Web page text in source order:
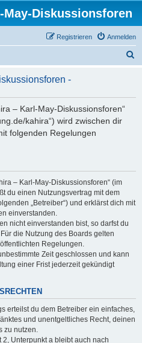
May-Diskussionsforen
Anmelden
Registrieren
h
-
– Karl-May-Diskussionsforen“
kahira“) wird zwischen dir
folgenden Regelungen
– Karl-May-Diskussionsforen“ (im
du einen Nutzungsvertrag mit dem
„Betreiber“) und erklärst dich mit
einverstanden.
nicht einverstanden bist, so darfst du
die Nutzung des Boards gelten
Regelungen.
Zeit geschlossen und kann
einer Frist jederzeit gekündigt
erteilst du dem Betreiber ein einfaches,
und unentgeltliches Recht, deinen
zu nutzen.
Unterpunkt a bleibt auch nach